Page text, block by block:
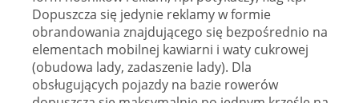
Dopuszcza się jedynie reklamy w formie
obrandowania znajdującego się bezpośrednio na
elementach mobilnej kawiarni i waty cukrowej
(obudowa lady, zadaszenie lady). Dla
obsługujących pojazdy na bazie rowerów